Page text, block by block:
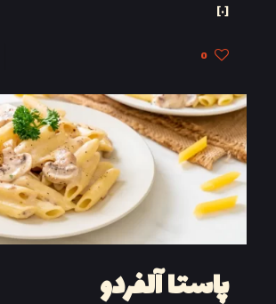
[…]
0
پاستا آلفردو